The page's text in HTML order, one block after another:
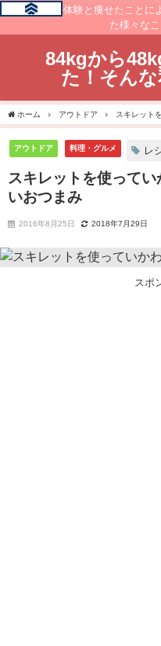
痩せるまでの体験と痩せたこと
た様々な
84kgから
た！そん
ホーム アウトドア スキレット
アウトドア 料理・グルメ レ
スキレットを使って
いおつまみ
2016年8月25日 2018年7月29日
スポ